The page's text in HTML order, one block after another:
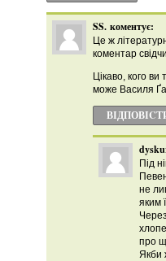
SS. коментує:
Це ж
коментар
Цікаво, кого
може Василя
Під
не
яким
про
Якби